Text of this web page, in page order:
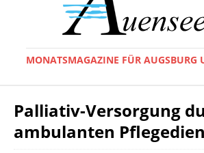
MONATSMAGAZINE FÜR AUGSBURG
Palliativ-Versorgung
ambulanten